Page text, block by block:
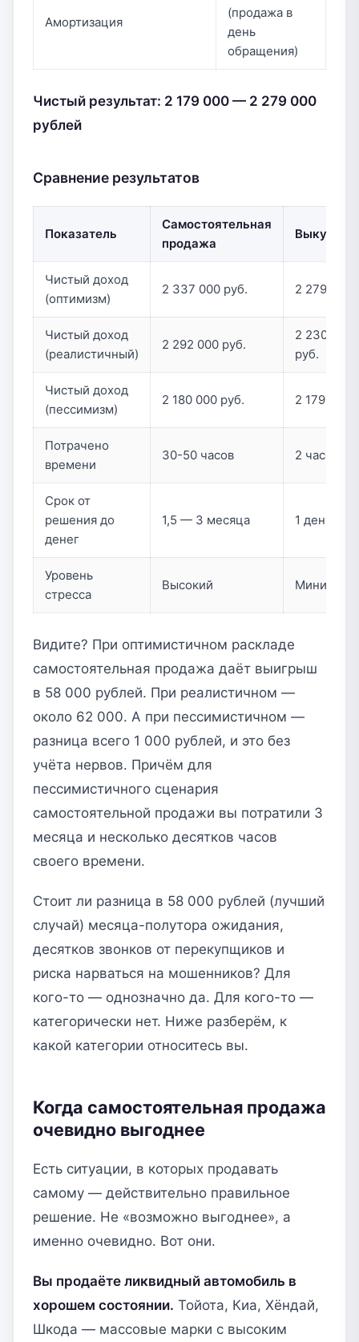
Амортизация
(продажа в
день
обращения)
Чистый результат: 2 179 000 — 2 279 000
рублей
Сравнение результатов
Показатель
Самостоятельная
продажа
Выкуп
Чистый доход
(оптимизм)
2 337 000 руб. 2 279 000
Чистый доход
(реалистичный)
2 292 000 руб.
2 230 000
руб.
Чистый доход
(пессимизм)
2 180 000 руб. 2 179 000
Потрачено
времени
30-50 часов 2 часа
Срок от
решения до
денег
1,5 — 3 месяца 1 день
Уровень
стресса
Высокий
Видите? При оптимистичном раскладе
самостоятельная продажа даёт выигрыш
в 58 000 рублей. При реалистичном —
около 62 000. А при пессимистичном —
разница всего 1 000 рублей, и это без
учёта нервов. Причём для
пессимистичного сценария
самостоятельной продажи вы потратили 3
месяца и несколько десятков часов
своего времени.
Стоит ли разница в 58 000 рублей (лучший
случай) месяца-полутора ожидания,
десятков звонков от перекупщиков и
риска нарваться на мошенников? Для
кого-то — однозначно да. Для кого-то —
категорически нет. Ниже разберём, к
какой категории относитесь вы.
Когда самостоятельная продажа
очевидно выгоднее
Есть ситуации, в которых продавать
самому — действительно правильное
решение. Не «возможно выгоднее», а
именно очевидно. Вот они.
Вы продаёте ликвидный автомобиль в
хорошем состоянии. Тойота, Киа, Хёндай,
Шкода — массовые марки с высоким